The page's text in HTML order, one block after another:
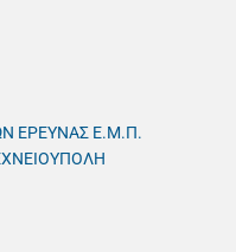
ΕΡΕΥΝΑΣ Ε.Μ.Π.